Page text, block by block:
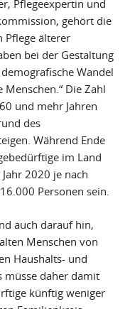
Pflegeexpertin und
gehört die
Pflege älterer
bei der Gestaltung
Wandel
Die Zahl
und mehr Jahren
des
Während Ende
im Land
2020 je nach
Personen sein.
auch darauf hin,
Menschen von
Haushalts- und
müsse daher damit
künftig weniger